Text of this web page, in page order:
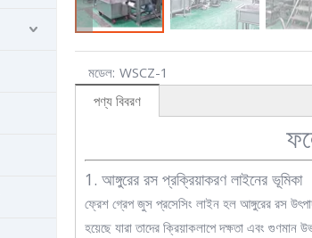
মডেল: WSCZ-1
পণ্য বিবরণ
1. আঙ্গুরের রস প্রক্রিয়াকরণ লাইনের ভূমিকা
ফ্রেশ গ্রেপ জুস প্রসেসিং লাইন হল আঙ্গুরের রস
হয়েছে যারা তাদের ক্রিয়াকলাপে দক্ষতা এবং